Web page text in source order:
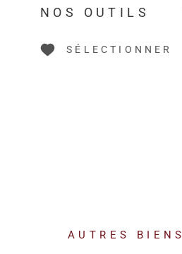
NOS OUTILS
SÉLECTIONNER
AUTRES BIENS